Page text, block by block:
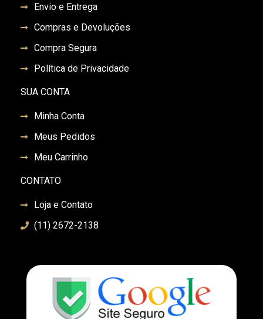
Envio e Entrega
Compras e Devoluções
Compra Segura
Política de Privacidade
SUA CONTA
Minha Conta
Meus Pedidos
Meu Carrinho
CONTATO
Loja e Contato
(11) 2672-2138